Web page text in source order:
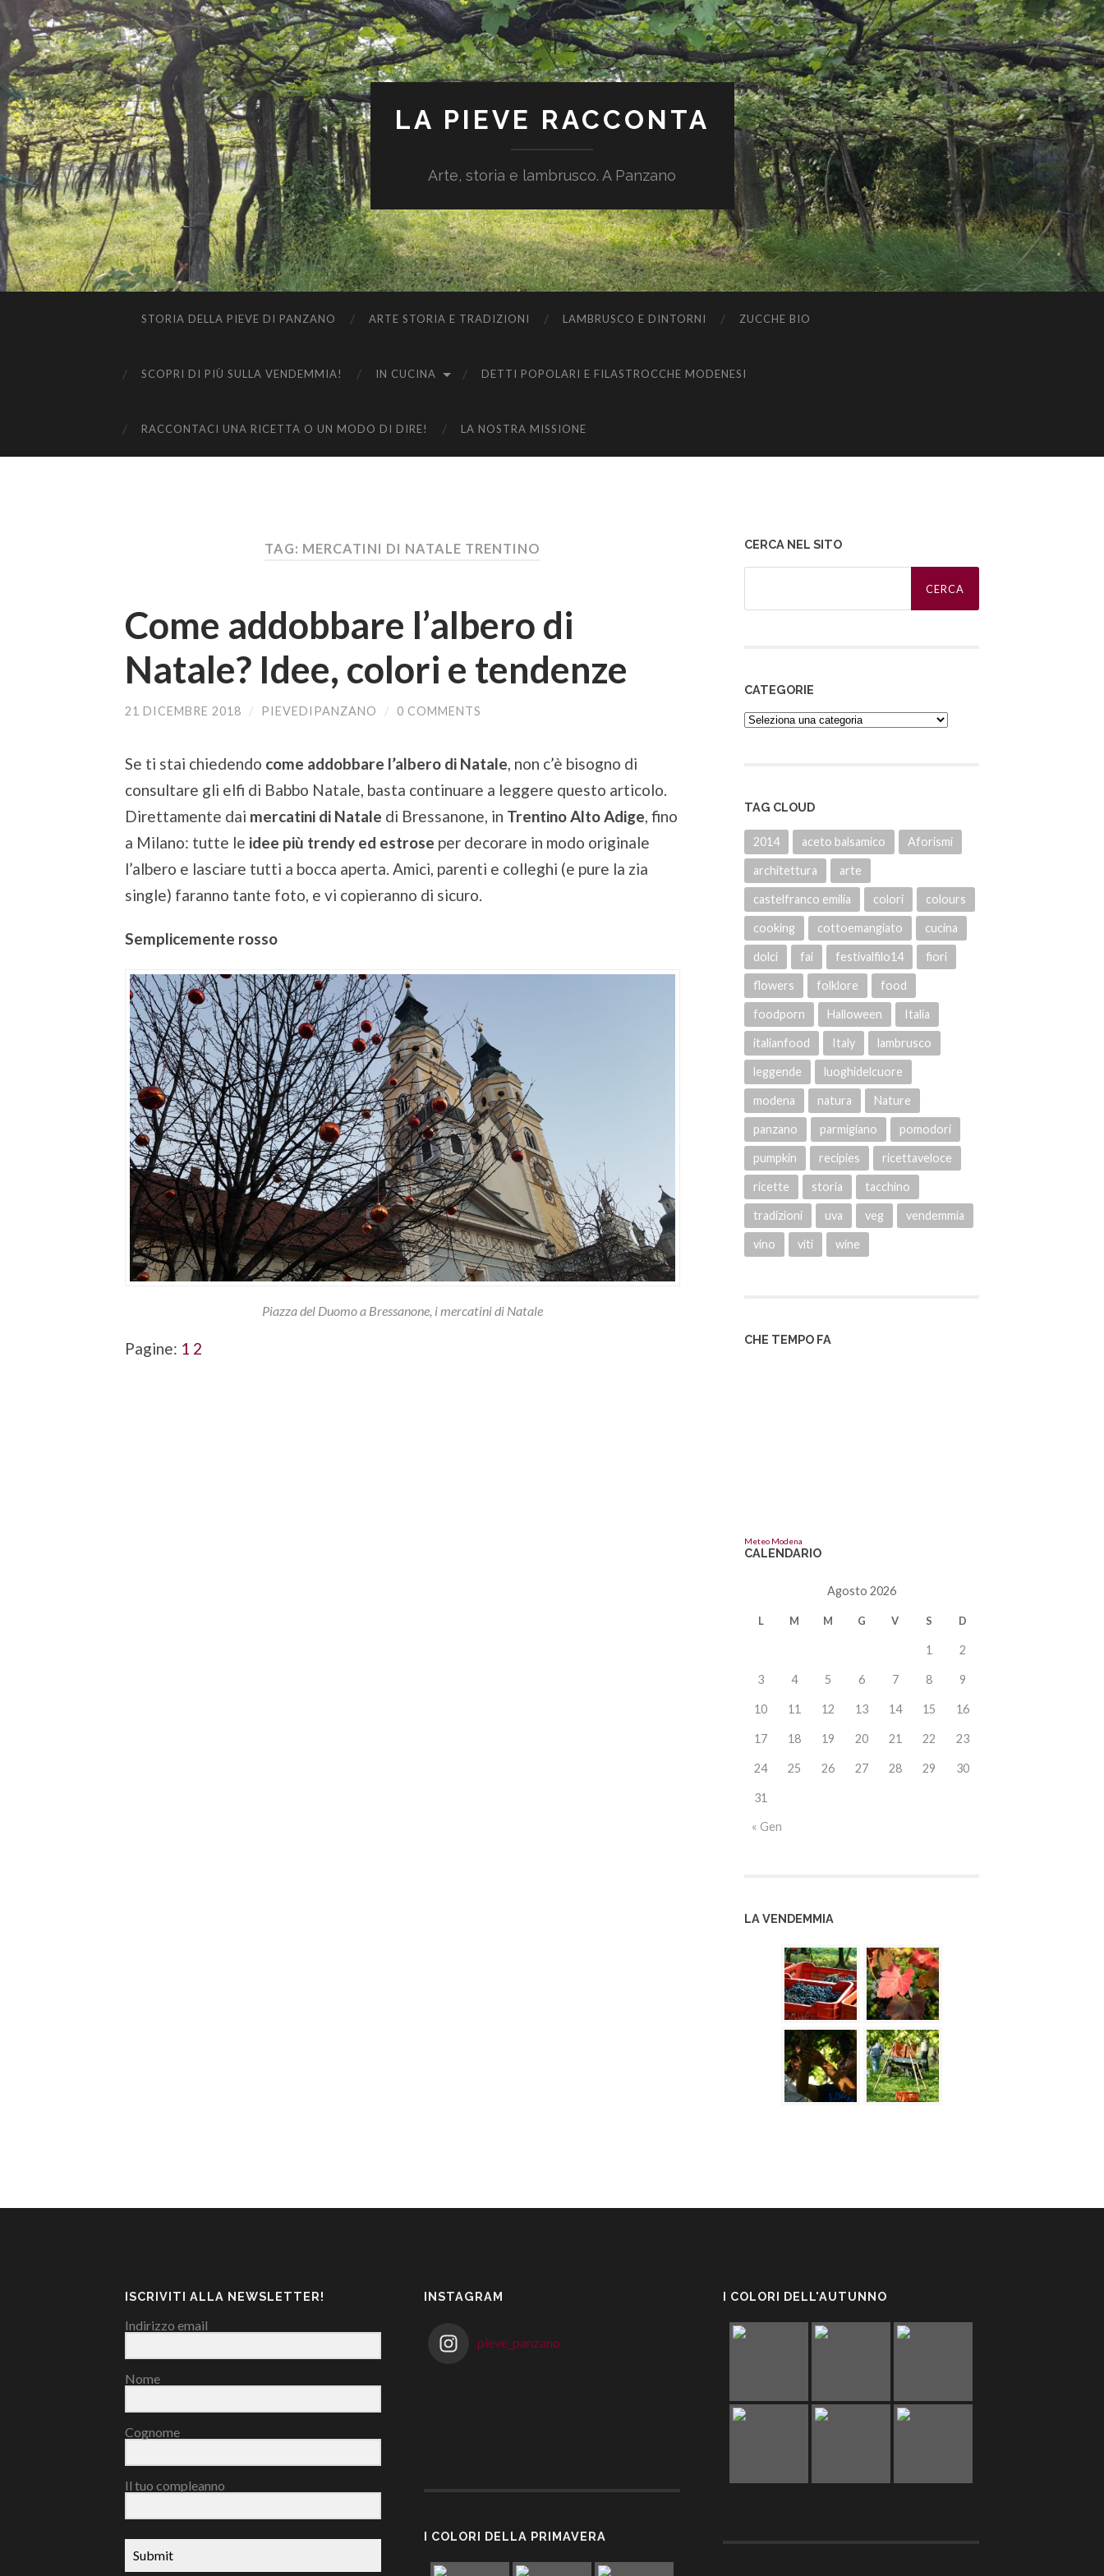
LA PIEVE RACCONTA
Arte, storia e lambrusco. A Panzano
STORIA DELLA PIEVE DI PANZANO ARTE STORIA E TRADIZIONI LAMBRUSCO E DINTORNI ZUCCHE BIO
SCOPRI DI PIÙ SULLA VENDEMMIA! IN CUCINA DETTI POPOLARI E FILASTROCCHE MODENESI
RACCONTACI UNA RICETTA O UN MODO DI DIRE! LA NOSTRA MISSIONE
TAG: MERCATINI DI NATALE TRENTINO
Come addobbare l’albero di
Natale? Idee, colori e tendenze
21 DICEMBRE 2018 / PIEVEDIPANZANO / 0 COMMENTS
Se ti stai chiedendo come addobbare l’albero di Natale, non c’è bisogno di
consultare gli elfi di Babbo Natale, basta continuare a leggere questo articolo.
Direttamente dai mercatini di Natale di Bressanone, in Trentino Alto Adige, fino
a Milano: tutte le idee più trendy ed estrose per decorare in modo originale
l’albero e lasciare tutti a bocca aperta. Amici, parenti e colleghi (e pure la zia
single) faranno tante foto, e vi copieranno di sicuro.
Semplicemente rosso
Piazza del Duomo a Bressanone, i mercatini di Natale
Pagine: 1 2
CERCA NEL SITO
Ricerca
CATEGORIE
Categorie
TAG CLOUD
2014 aceto balsamico Aforismi
architettura arte
castelfranco emilia colori colours
cooking cottoemangiato cucina
dolci fai festivalfilo14 fiori
flowers folklore food
foodporn Halloween Italia
italianfood Italy lambrusco
leggende luoghidelcuore
modena natura Nature
panzano parmigiano pomodori
pumpkin recipies ricettaveloce
ricette storia tacchino
tradizioni uva veg vendemmia
vino viti wine
CHE TEMPO FA
Meteo Modena
CALENDARIO
Agosto 2026
L M M G V S D
« Gen
1 2
3 4 5 6 7 8 9
10 11 12 13 14 15 16
17 18 19 20 21 22 23
24 25 26 27 28 29 30
31
LA VENDEMMIA
ISCRIVITI ALLA NEWSLETTER!
Indirizzo email
Nome
Cognome
Il tuo compleanno
Submit
INSTAGRAM
pieve_panzano
I COLORI DELLA PRIMAVERA
I COLORI DELL'AUTUNNO